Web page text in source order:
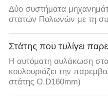
Δύο συστήματα
στατών Πολωνών με τη
Στάτης που τυλίγει
Η αυτόματη αυλάκωση
κουλουριάζει την
στάτης O.D160mm)